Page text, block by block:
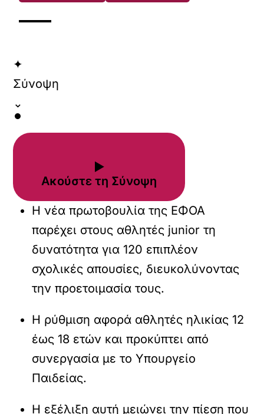
✦
Σύνοψη
⌄
▶
Ακούστε τη Σύνοψη
Η νέα πρωτοβουλία της ΕΦΟΑ
παρέχει στους αθλητές junior τη
δυνατότητα για 120 επιπλέον
σχολικές απουσίες, διευκολύνοντας
την προετοιμασία τους.
Η ρύθμιση αφορά αθλητές ηλικίας 12
έως 18 ετών και προκύπτει από
συνεργασία με το Υπουργείο
Παιδείας.
Η εξέλιξη αυτή μειώνει την πίεση που